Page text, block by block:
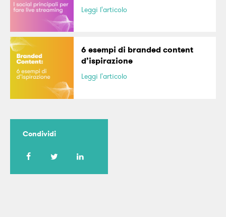
Leggi l'articolo
6 esempi di branded content
d’ispirazione
Leggi l'articolo
Condividi